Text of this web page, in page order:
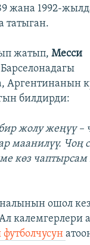
жана 1992-
татыган.
жатып, Месси
Аргентинанын
билдирди:
жолу жеңүү
маанилүү. Чоң
көз
ошол
калемгерлери